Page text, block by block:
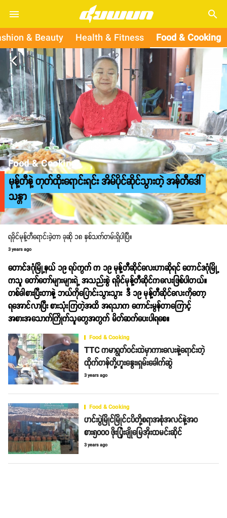
search
& Beauty Health & Fitness Food & Cooking
arrow_back_ios
Food & Cooking
မုန့်တီနဲ့ တုတ်ထိုးရောင်းရင်း အိမ်ပိုင်ဆိုင်သွားတဲ့ အန်တီဒေါ်
သန္တာ
ရခိုင်မုန့်တီရောင်းခဲ့တာ ခုဆို ၁၈ နှစ်သက်တမ်းရှိပါပြီ။
3 years ago
တောင်ဒဂုံမြို့နယ် ၁၉ ရပ်ကွက် က ၁၉ မုန့်တီဆိုင်လေးဟာဆိုရင် တောင်ဒဂုံမြို့
ကသူ တော်တော်များများရဲ့ အသည်းစွဲ ရခိုင်မုန့်တီဆိုင်ကလေးဖြစ်ပါတယ်။
တစ်ခါစားပြီးတာနဲ့ ဘယ်ကိုပြောင်းသွားသွား ဒီ ၁၉ မုန့်တီဆိုင်လေးကိုတော့
ရအောင်လာပြီး စားသုံးကြတဲ့အထိ အရသာက ကောင်းမွန်တာကြောင့်
အစားအသောက်ကြိုက်သူတွေအတွက် မိတ်ဆက်ပေးပါရစေ။
Food & Cooking
TTC ကမာရွတ်ဝင်းထဲမှာကားလေးနဲ့ရောင်းတဲ့
ထိုက်တန်တို့ဟူးနွေး၊ရှမ်းခေါက်ဆွဲ
3 years ago
Food & Cooking
ဟင်းပွဲမြိုင်မြိုင်ငပိတို့စရာအစုံအလင်နဲ့အဝ
စား၅၀၀၀ ဖိုးပြုံးချိုမြေအိုးထမင်းဆိုင်
3 years ago